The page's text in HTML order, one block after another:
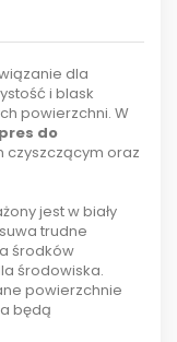
dla
i blask
powierzchni. W
do
czyszczącym oraz
jest w biały
trudne
środków
środowiska.
powierzchnie
będą